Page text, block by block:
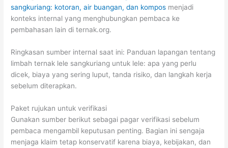
sangkuriang: kotoran, air buangan, dan kompos menjadi
konteks internal yang menghubungkan pembaca ke
pembahasan lain di ternak.org.
Ringkasan sumber internal saat ini: Panduan lapangan tentang
limbah ternak lele sangkuriang untuk lele: apa yang perlu
dicek, biaya yang sering luput, tanda risiko, dan langkah kerja
sebelum diterapkan.
Paket rujukan untuk verifikasi
Gunakan sumber berikut sebagai pagar verifikasi sebelum
pembaca mengambil keputusan penting. Bagian ini sengaja
menjaga klaim tetap konservatif karena biaya, kebijakan, dan